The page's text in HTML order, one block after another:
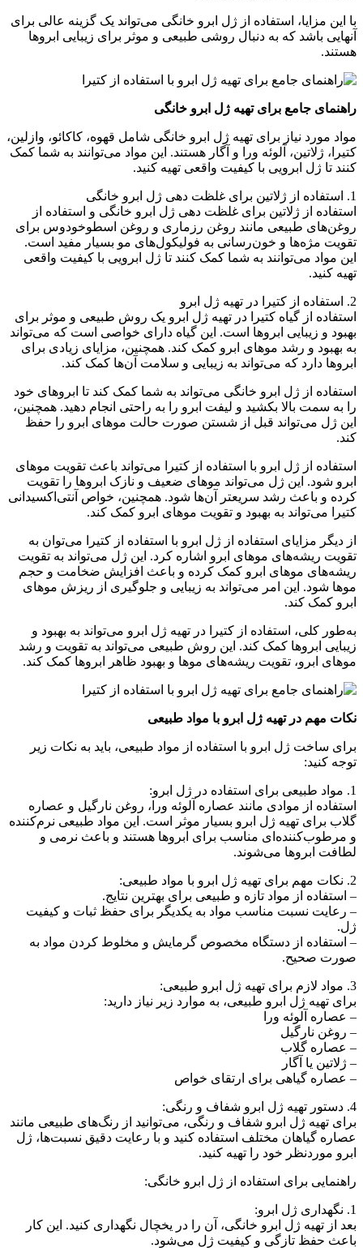
با این مزایا، استفاده از ژل ابرو خانگی می‌تواند یک گزینه عالی برای
آنهایی باشد که به دنبال روشی طبیعی و موثر برای زیبایی ابروها
هستند.
راهنمای جامع برای تهیه ژل ابرو خانگی
مواد مورد نیاز برای تهیه ژل ابرو خانگی شامل قهوه، کاکائو، وازلین،
کتیرا، ژلاتین، آلوئه ورا و آگار هستند. این مواد می‌توانند به شما کمک
کنند تا ژل ابرویی با کیفیت واقعی تهیه کنید.
1. استفاده از ژلاتین برای غلظت دهی ژل ابرو خانگی
استفاده از ژلاتین برای غلظت دهی ژل ابرو خانگی و استفاده از
روغن‌های طبیعی مانند روغن رزماری و روغن اسطوخودوس برای
تقویت مژه‌ها و خون‌رسانی به فولیکول‌های مو بسیار مفید است.
این مواد می‌توانند به شما کمک کنند تا ژل ابرویی با کیفیت واقعی
تهیه کنید.
2. استفاده از کتیرا در تهیه ژل ابرو
استفاده از گیاه کتیرا در تهیه ژل ابرو یک روش طبیعی و موثر برای
بهبود و زیبایی ابروها است. این گیاه دارای خواصی است که می‌تواند
به بهبود و رشد موهای ابرو کمک کند. همچنین، مزایای زیادی برای
ابروها دارد که می‌تواند به زیبایی و سلامت آن‌ها کمک کند.
استفاده از ژل ابرو خانگی می‌تواند به شما کمک کند تا ابروهای خود
را به سمت بالا بکشید و لیفت ابرو را به راحتی انجام دهید. همچنین،
این ژل می‌تواند قبل از شستن صورت حالت موهای ابرو را حفظ
کند.
استفاده از ژل ابرو با استفاده از کتیرا می‌تواند باعث تقویت موهای
ابرو شود. این ژل می‌تواند موهای ضعیف و نازک ابروها را تقویت
کرده و باعث رشد سریعتر آن‌ها شود. همچنین، خواص آنتی‌اکسیدانی
کتیرا می‌تواند به بهبود و تقویت موهای ابرو کمک کند.
از دیگر مزایای استفاده از ژل ابرو با استفاده از کتیرا می‌توان به
تقویت ریشه‌های موهای ابرو اشاره کرد. این ژل می‌تواند به تقویت
ریشه‌های موهای ابرو کمک کرده و باعث افزایش ضخامت و حجم
موها شود. این امر می‌تواند به زیبایی و جلوگیری از ریزش موهای
ابرو کمک کند.
به‌طور کلی، استفاده از کتیرا در تهیه ژل ابرو می‌تواند به بهبود و
زیبایی ابروها کمک کند. این روش طبیعی می‌تواند به تقویت و رشد
موهای ابرو، تقویت ریشه‌های موها و بهبود ظاهر ابروها کمک کند.
نکات مهم در تهیه ژل ابرو با مواد طبیعی
برای ساخت ژل ابرو با استفاده از مواد طبیعی، باید به نکات زیر
توجه کنید:
1. مواد طبیعی برای استفاده در ژل ابرو:
استفاده از موادی مانند عصاره آلوئه ورا، روغن نارگیل و عصاره
گلاب برای تهیه ژل ابرو بسیار موثر است. این مواد طبیعی نرم‌کننده
و مرطوب‌کننده‌ای مناسب برای ابروها هستند و باعث نرمی و
لطافت ابروها می‌شوند.
2. نکات مهم برای تهیه ژل ابرو با مواد طبیعی:
– استفاده از مواد تازه و طبیعی برای بهترین نتایج.
– رعایت نسبت مناسب مواد به یکدیگر برای حفظ ثبات و کیفیت
ژل.
– استفاده از دستگاه مخصوص گرمایش و مخلوط کردن مواد به
صورت صحیح.
3. مواد لازم برای تهیه ژل ابرو طبیعی:
برای تهیه ژل ابرو طبیعی، به موارد زیر نیاز دارید:
– عصاره آلوئه ورا
– روغن نارگیل
– عصاره گلاب
– ژلاتین یا آگار
– عصاره گیاهی برای ارتقای خواص
4. دستور تهیه ژل ابرو شفاف و رنگی:
برای تهیه ژل ابرو شفاف و رنگی، می‌توانید از رنگ‌های طبیعی مانند
عصاره گیاهان مختلف استفاده کنید و با رعایت دقیق نسبت‌ها، ژل
ابرو موردنظر خود را تهیه کنید.
راهنمایی برای استفاده از ژل ابرو خانگی:
1. نگهداری ژل ابرو:
بعد از تهیه ژل ابرو خانگی، آن را در یخچال نگهداری کنید. این کار
باعث حفظ تازگی و کیفیت ژل می‌شود.